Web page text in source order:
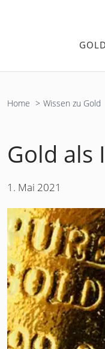
Home Wissen zu Gold
Gold als
1. Mai 2021